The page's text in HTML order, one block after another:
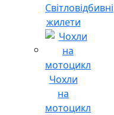
Світловідбивні
жилети
Чохли
на
мотоцикл